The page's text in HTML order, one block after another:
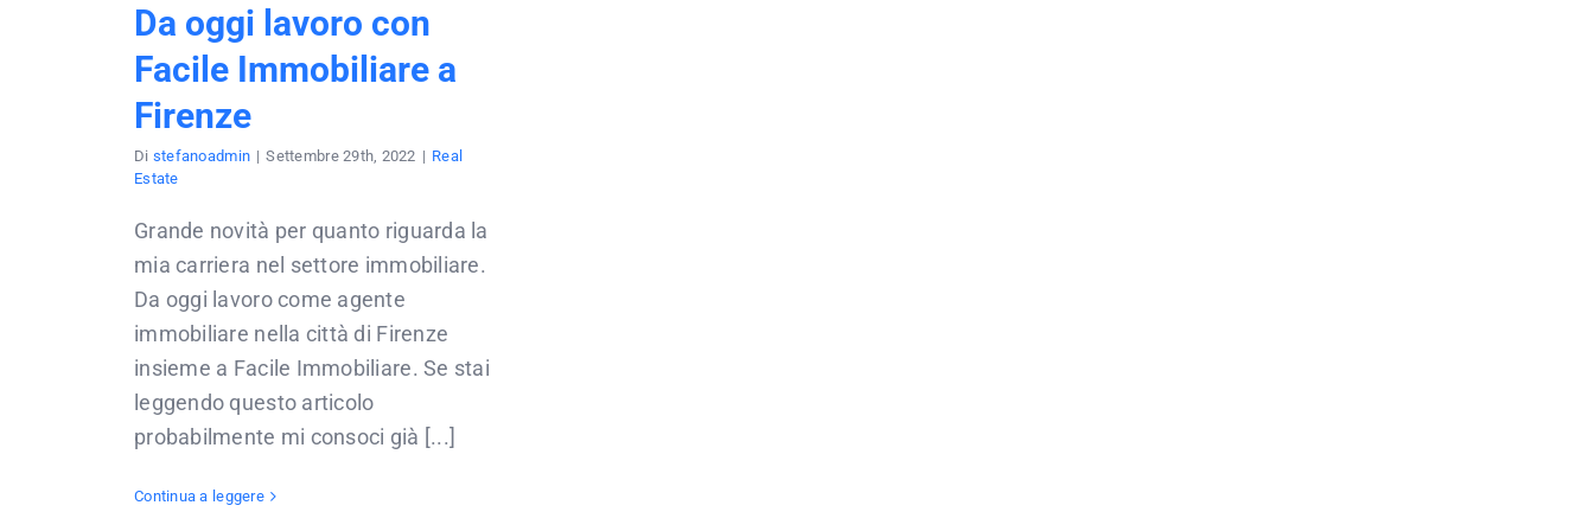
Da oggi lavoro con
Facile Immobiliare a
Firenze
Di stefanoadmin | Settembre 29th, 2022 | Real
Estate
Grande novità per quanto riguarda la
mia carriera nel settore immobiliare.
Da oggi lavoro come agente
immobiliare nella città di Firenze
insieme a Facile Immobiliare. Se stai
leggendo questo articolo
probabilmente mi consoci già [...]
Continua a leggere